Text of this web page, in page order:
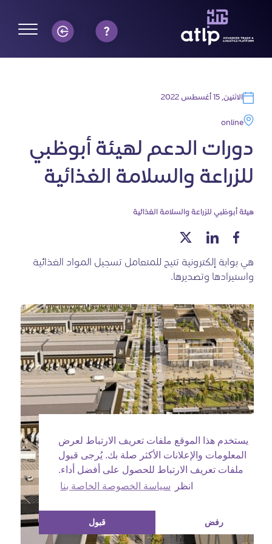
يستخدم هذا الموقع ملفات تعريف الارتباط لعرض
المعلومات والإعلانات الأكثر صلة بك. يُرجى قبول
ملفات تعريف الارتباط للحصول على أفضل أداء.
انظر
سياسة الخصوصة الخاصة بنا
رفض قبول
الاثنين, 15 أغسطس 2022
online
دورات الدعم لهيئة أبوظبي
للزراعة والسلامة الغذائية
هيئة أبوظبي للزراعة والسلامة الغذائية
هي بوابة إلكترونية تتيح للمتعامل تسجيل المواد الغذائية
واستيرادها وتصديرها.